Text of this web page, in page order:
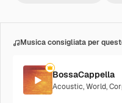
Musica consigliata per
BossaCappella
Acoustic,World,